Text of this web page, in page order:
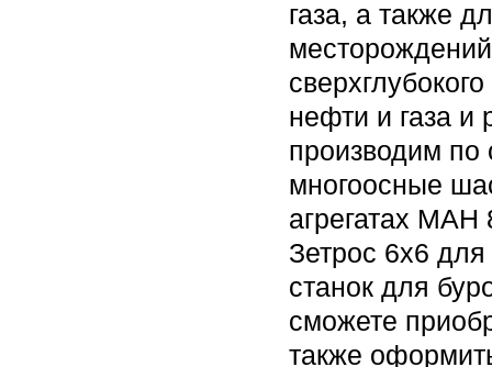
газа, а также
нефти и газа и
производим
многоосные
агрегатах
Зетрос 6х6 для
станок для
сможете
также